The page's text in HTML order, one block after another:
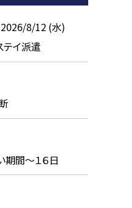
8/12 (水)
テイ派遣
間～１６日